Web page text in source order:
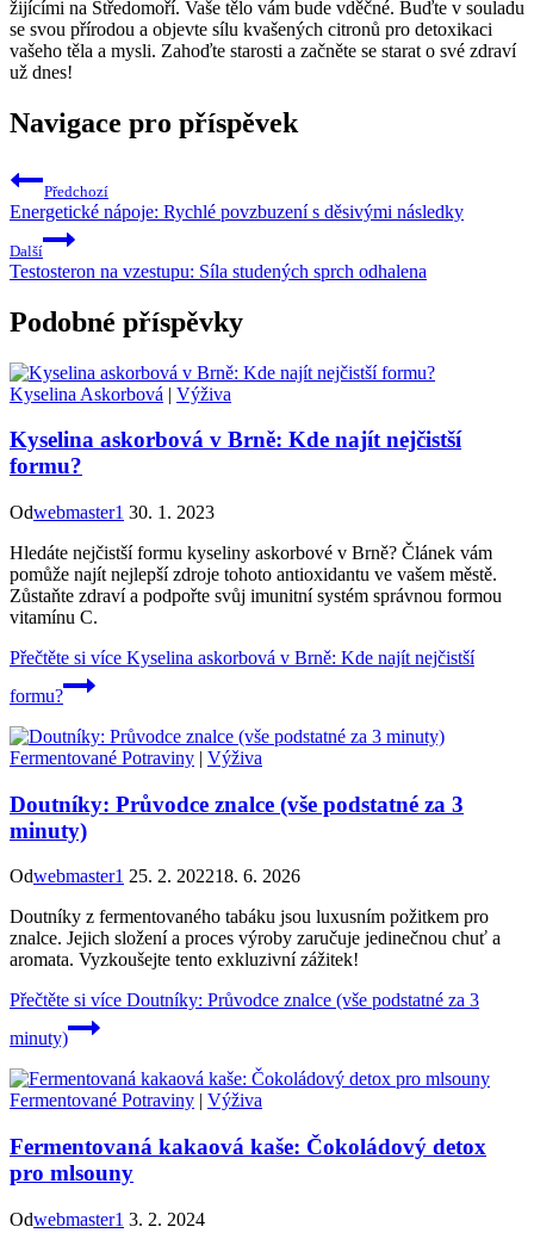
žijícími na Středomoří. Vaše tělo vám bude vděčné. Buďte v souladu
se svou přírodou a objevte sílu kvašených citronů pro detoxikaci
vašeho těla a mysli. Zahoďte starosti a začněte se starat o své zdraví
už dnes!
Navigace pro příspěvek
Předchozí
Energetické nápoje: Rychlé povzbuzení s děsivými následky
Další
Testosteron na vzestupu: Síla studených sprch odhalena
Podobné příspěvky
Kyselina Askorbová | Výživa
Kyselina askorbová v Brně: Kde najít nejčistší
formu?
Odwebmaster1 30. 1. 2023
Hledáte nejčistší formu kyseliny askorbové v Brně? Článek vám
pomůže najít nejlepší zdroje tohoto antioxidantu ve vašem městě.
Zůstaňte zdraví a podpořte svůj imunitní systém správnou formou
vitamínu C.
Přečtěte si více Kyselina askorbová v Brně: Kde najít nejčistší
formu?
Fermentované Potraviny | Výživa
Doutníky: Průvodce znalce (vše podstatné za 3
minuty)
Odwebmaster1 25. 2. 202218. 6. 2026
Doutníky z fermentovaného tabáku jsou luxusním požitkem pro
znalce. Jejich složení a proces výroby zaručuje jedinečnou chuť a
aromata. Vyzkoušejte tento exkluzivní zážitek!
Přečtěte si více Doutníky: Průvodce znalce (vše podstatné za 3
minuty)
Fermentované Potraviny | Výživa
Fermentovaná kakaová kaše: Čokoládový detox
pro mlsouny
Odwebmaster1 3. 2. 2024